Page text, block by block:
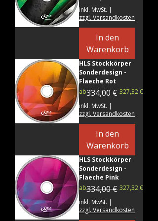
inkl. MwSt.
zzgl. Versandkosten
In den
Warenkorb
HLS Stockkörper
Sonderdesign -
Flaeche Rot
ab
Standardpreis
334,00 € 327,32 €
Sale-Preis
inkl. MwSt.
zzgl. Versandkosten
In den
Warenkorb
HLS Stockkörper
Sonderdesign -
Flaeche Pink
ab
Standardpreis
334,00 € 327,32 €
Sale-Preis
inkl. MwSt.
zzgl. Versandkosten